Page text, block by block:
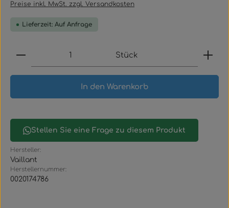
Preise inkl. MwSt. zzgl. Versandkosten
Lieferzeit: Auf Anfrage
Produkt Anzahl: Gib den gewünschten Wert
Stück
In den Warenkorb
Stellen Sie eine Frage zu diesem Produkt
Hersteller:
Vaillant
Herstellernummer:
0020174786